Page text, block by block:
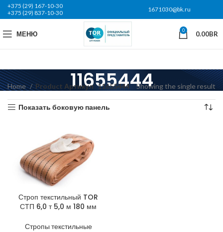
+375 (29) 167-10-30
+375 (29) 837-10-30
1671030@bk.ru
МЕНЮ 0 0.00BR
11655444
Home Product Артикул 11655444 Showing the single result
Показать боковую панель
Строп текстильный TOR
СТП 6,0 т 5,0 м 180 мм
Стропы текстильные